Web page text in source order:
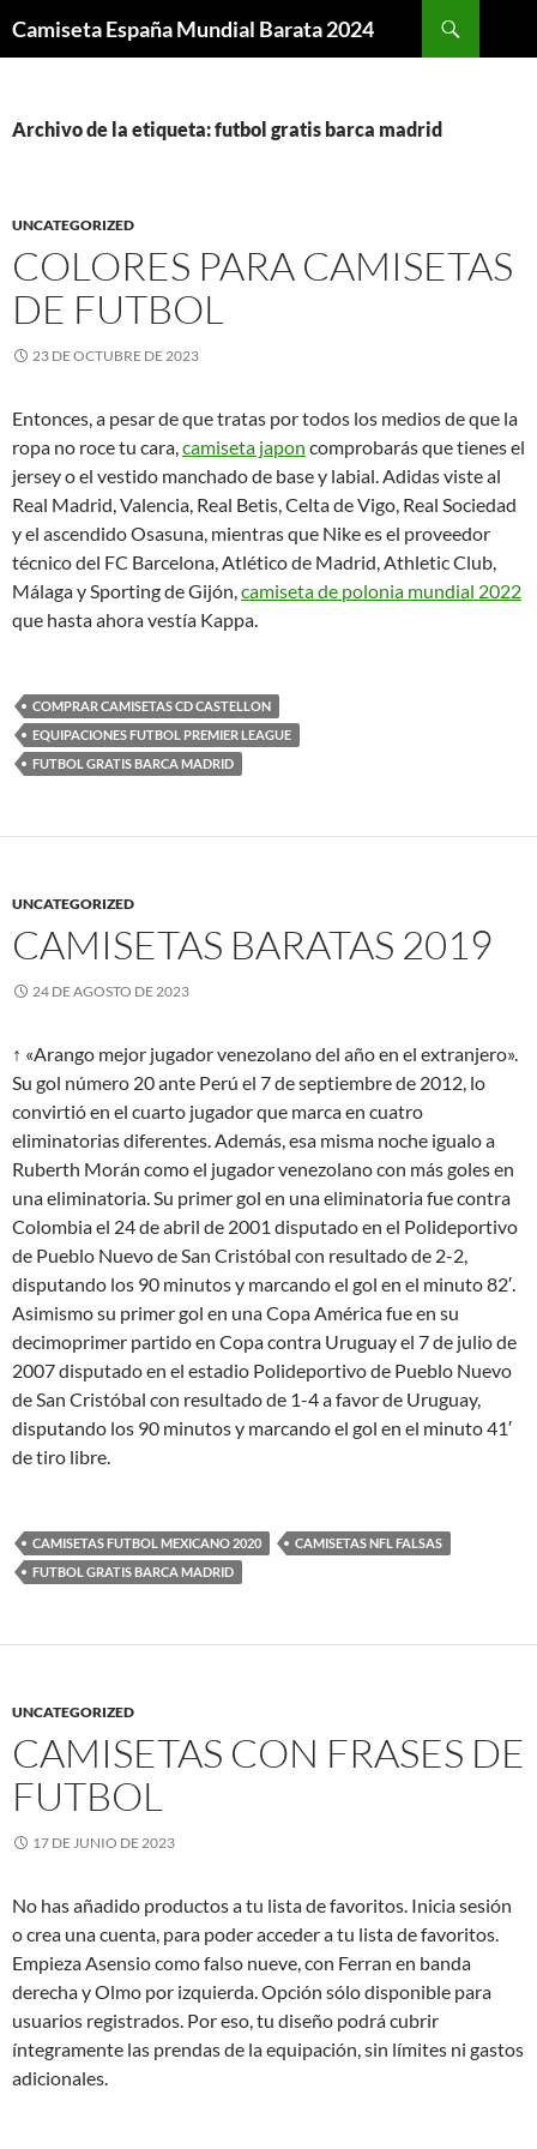
Camiseta España Mundial Barata 2024
Archivo de la etiqueta: futbol gratis barca madrid
UNCATEGORIZED
COLORES PARA CAMISETAS
DE FUTBOL
23 DE OCTUBRE DE 2023
Entonces, a pesar de que tratas por todos los medios de que la
ropa no roce tu cara,camiseta japon comprobarás que tienes el
jersey o el vestido manchado de base y labial. Adidas viste al
Real Madrid, Valencia, Real Betis, Celta de Vigo, Real Sociedad
y el ascendido Osasuna, mientras que Nike es el proveedor
técnico del FC Barcelona, Atlético de Madrid, Athletic Club,
Málaga y Sporting de Gijón,camiseta de polonia mundial 2022
que hasta ahora vestía Kappa.
COMPRAR CAMISETAS CD CASTELLON
EQUIPACIONES FUTBOL PREMIER LEAGUE
FUTBOL GRATIS BARCA MADRID
UNCATEGORIZED
CAMISETAS BARATAS 2019
24 DE AGOSTO DE 2023
↑ «Arango mejor jugador venezolano del año en el extranjero».
Su gol número 20 ante Perú el 7 de septiembre de 2012, lo
convirtió en el cuarto jugador que marca en cuatro
eliminatorias diferentes. Además, esa misma noche igualo a
Ruberth Morán como el jugador venezolano con más goles en
una eliminatoria. Su primer gol en una eliminatoria fue contra
Colombia el 24 de abril de 2001 disputado en el Polideportivo
de Pueblo Nuevo de San Cristóbal con resultado de 2-2,
disputando los 90 minutos y marcando el gol en el minuto 82′.
Asimismo su primer gol en una Copa América fue en su
decimoprimer partido en Copa contra Uruguay el 7 de julio de
2007 disputado en el estadio Polideportivo de Pueblo Nuevo
de San Cristóbal con resultado de 1-4 a favor de Uruguay,
disputando los 90 minutos y marcando el gol en el minuto 41′
de tiro libre.
CAMISETAS FUTBOL MEXICANO 2020
CAMISETAS NFL FALSAS
FUTBOL GRATIS BARCA MADRID
UNCATEGORIZED
CAMISETAS CON FRASES DE
FUTBOL
17 DE JUNIO DE 2023
No has añadido productos a tu lista de favoritos. Inicia sesión
o crea una cuenta, para poder acceder a tu lista de favoritos.
Empieza Asensio como falso nueve, con Ferran en banda
derecha y Olmo por izquierda. Opción sólo disponible para
usuarios registrados. Por eso, tu diseño podrá cubrir
íntegramente las prendas de la equipación, sin límites ni gastos
adicionales.